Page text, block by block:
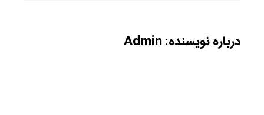
درباره نویسنده:Admin